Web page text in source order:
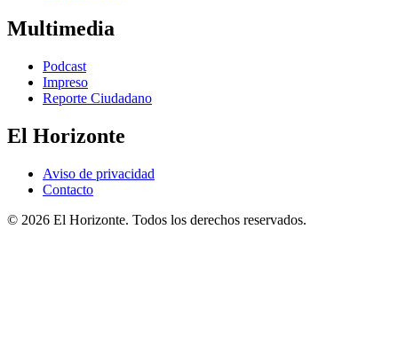
Multimedia
Podcast
Impreso
Reporte Ciudadano
El Horizonte
Aviso de privacidad
Contacto
© 2026 El Horizonte. Todos los derechos reservados.